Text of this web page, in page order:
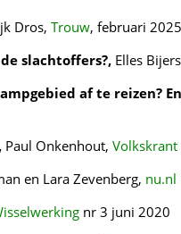
Dros, Trouw, februari 2025
slachtoffers?, Elles
af te reizen?
Paul Onkenhout, Volkskrant
en Lara Zevenberg, nu.nl
nr 3 juni 2020